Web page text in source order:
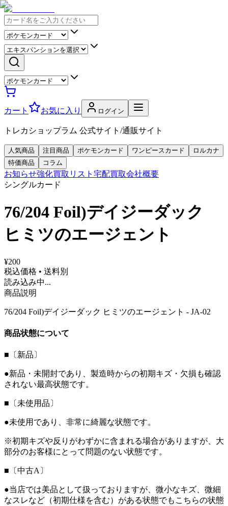
カート お気に入り ログイン
トレカショップラム 公式サイト/通販サイト
人気商品 注目商品 ポケモンカード ワンピースカード
ロルカナ
特価商品
コラム
お知らせ強化買取リスト 宅配買取会社概要
シングルカード
76/204 Foil)デイジーダック
ヒミツのエージェント
¥200
税込価格 • 送料別
読み込み中...
商品説明
76/204 Foil)デイジーダック ヒミツのエージェント - JA-02
商品状態について
■〔新品〕
●新品・未開封であり、製造時からの初期キズ・欠損も確認
されない最高状態です。
■〔未使用品〕
●未使用であり、非常に綺麗な状態です。
※初期キズや反りがわずかに含まれる場合がありますが、大
部分のお客様にとって問題のない状態です。
■〔中古A〕
●当店では美品として扱っておりますが、微小なキズ、微細
なスレなど（初期仕様を含む）がある状態でもこちらの状態